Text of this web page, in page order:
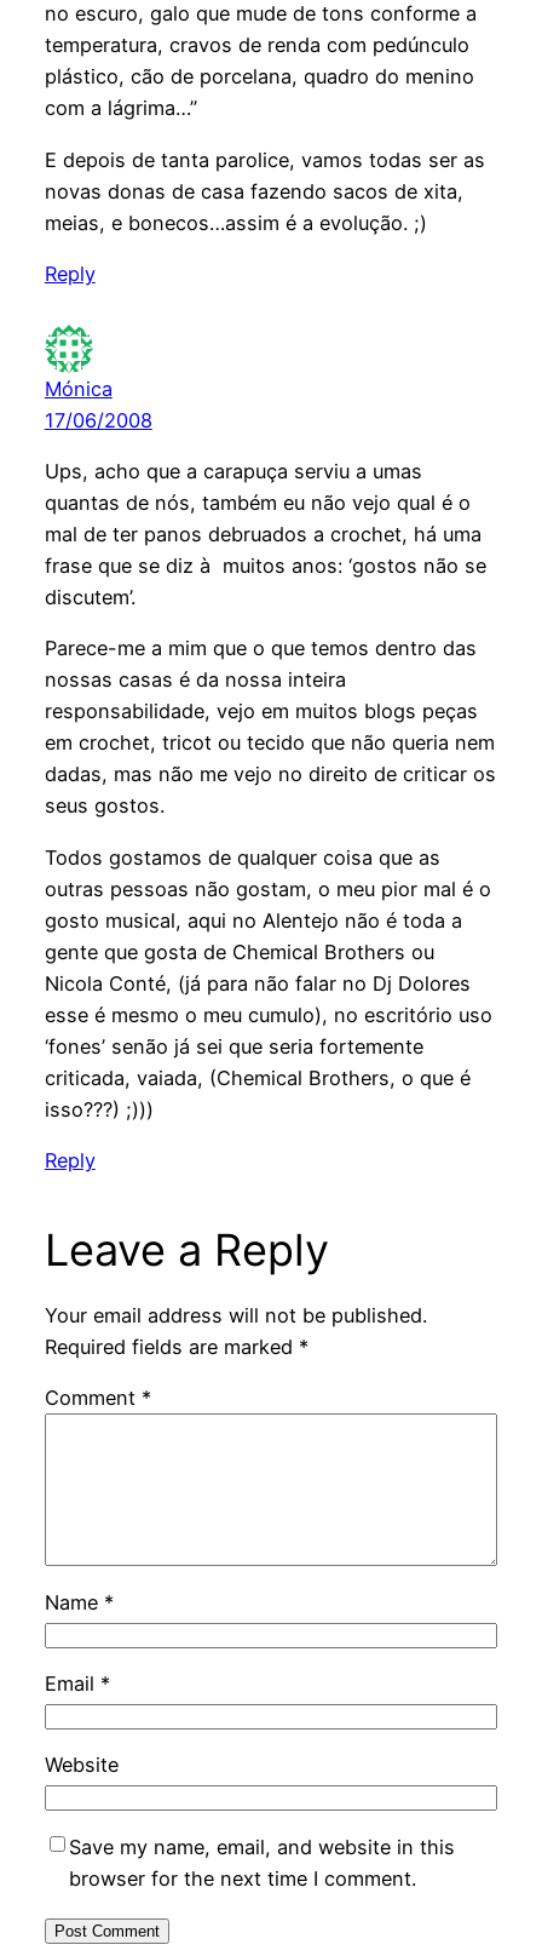
no escuro, galo que mude de tons conforme a
temperatura, cravos de renda com pedúnculo
plástico, cão de porcelana, quadro do menino
com a lágrima…”
E depois de tanta parolice, vamos todas ser as
novas donas de casa fazendo sacos de xita,
meias, e bonecos…assim é a evolução. ;)
Reply
Mónica
17/06/2008
Ups, acho que a carapuça serviu a umas
quantas de nós, também eu não vejo qual é o
mal de ter panos debruados a crochet, há uma
frase que se diz à muitos anos: ‘gostos não se
discutem’.
Parece-me a mim que o que temos dentro das
nossas casas é da nossa inteira
responsabilidade, vejo em muitos blogs peças
em crochet, tricot ou tecido que não queria nem
dadas, mas não me vejo no direito de criticar os
seus gostos.
Todos gostamos de qualquer coisa que as
outras pessoas não gostam, o meu pior mal é o
gosto musical, aqui no Alentejo não é toda a
gente que gosta de Chemical Brothers ou
Nicola Conté, (já para não falar no Dj Dolores
esse é mesmo o meu cumulo), no escritório uso
‘fones’ senão já sei que seria fortemente
criticada, vaiada, (Chemical Brothers, o que é
isso???) ;)))
Reply
Leave a Reply
Your email address will not be published.
Required fields are marked *
Comment *
Name *
Email *
Website
Save my name, email, and website in this
browser for the next time I comment.